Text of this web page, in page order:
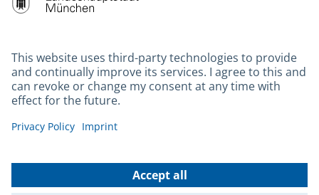
Contact
Barrierefreiheit
Kontakt